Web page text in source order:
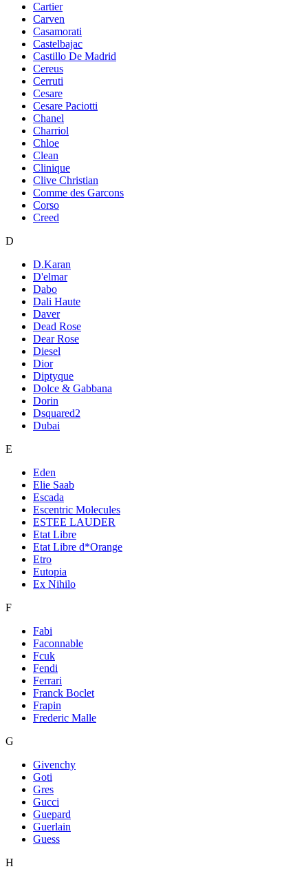
Cartier
Carven
Casamorati
Castelbajac
Castillo De Madrid
Cereus
Cerruti
Cesare
Cesare Paciotti
Chanel
Charriol
Chloe
Clean
Clinique
Clive Christian
Comme des Garcons
Corso
Creed
D
D.Karan
D'elmar
Dabo
Dali Haute
Daver
Dead Rose
Dear Rose
Diesel
Dior
Diptyque
Dolce & Gabbana
Dorin
Dsquared2
Dubai
E
Eden
Elie Saab
Escada
Escentric Molecules
ESTEE LAUDER
Etat Libre
Etat Libre d*Orange
Etro
Eutopia
Ex Nihilo
F
Fabi
Faconnable
Fcuk
Fendi
Ferrari
Franck Boclet
Frapin
Frederic Malle
G
Givenchy
Goti
Gres
Gucci
Guepard
Guerlain
Guess
H